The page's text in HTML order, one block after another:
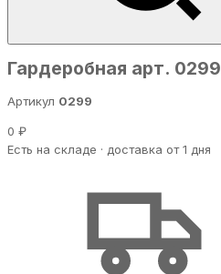
Гардеробная арт. 0299
Артикул 0299
0 ₽
Есть на складе · доставка от 1 дня